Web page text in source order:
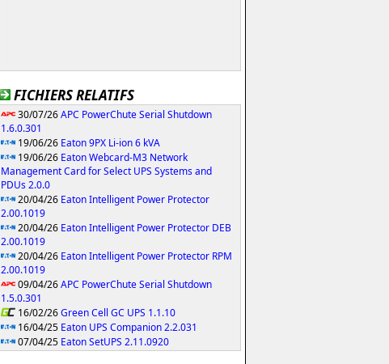
FICHIERS RELATIFS
30/07/26APC PowerChute Serial Shutdown
1.6.0.301
19/06/26 Eaton 9PX Li-ion 6 kVA
19/06/26 Eaton Webcard-M3 Network
Management Card for Select UPS Systems and
PDUs 2.0.0
20/04/26 Eaton Intelligent Power Protector
2.00.1019
20/04/26 Eaton Intelligent Power Protector DEB
2.00.1019
20/04/26 Eaton Intelligent Power Protector RPM
2.00.1019
09/04/26APC PowerChute Serial Shutdown
1.5.0.301
16/02/26Green Cell GC UPS 1.1.10
16/04/25 Eaton UPS Companion 2.2.031
07/04/25 Eaton SetUPS 2.11.0920